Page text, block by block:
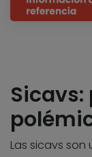
Sicavs:
Las sicavs